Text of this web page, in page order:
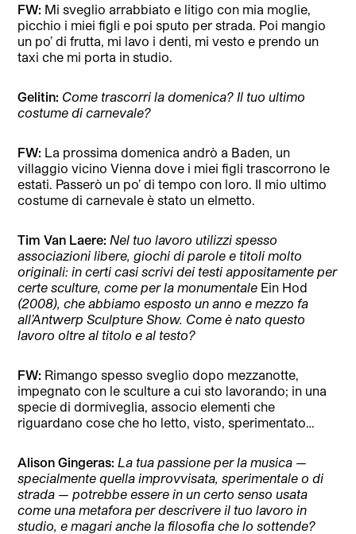
FW: Mi sveglio arrabbiato e litigo con mia moglie,
picchio i miei figli e poi sputo per strada. Poi mangio
un po’ di frutta, mi lavo i denti, mi vesto e prendo un
taxi che mi porta in studio.
Gelitin: Come trascorri la domenica? Il tuo ultimo
costume di carnevale?
FW: La prossima domenica andrò a Baden, un
villaggio vicino Vienna dove i miei figli trascorrono le
estati. Passerò un po’ di tempo con loro. Il mio ultimo
costume di carnevale è stato un elmetto.
Tim Van Laere: Nel tuo lavoro utilizzi spesso
associazioni libere, giochi di parole e titoli molto
originali: in certi casi scrivi dei testi appositamente per
certe sculture, come per la monumentale Ein Hod
(2008), che abbiamo esposto un anno e mezzo fa
all’Antwerp Sculpture Show. Come è nato questo
lavoro oltre al titolo e al testo?
FW: Rimango spesso sveglio dopo mezzanotte,
impegnato con le sculture a cui sto lavorando; in una
specie di dormiveglia, associo elementi che
riguardano cose che ho letto, visto, sperimentato…
Alison Gingeras: La tua passione per la musica —
specialmente quella improvvisata, sperimentale o di
strada — potrebbe essere in un certo senso usata
come una metafora per descrivere il tuo lavoro in
studio, e magari anche la filosofia che lo sottende?